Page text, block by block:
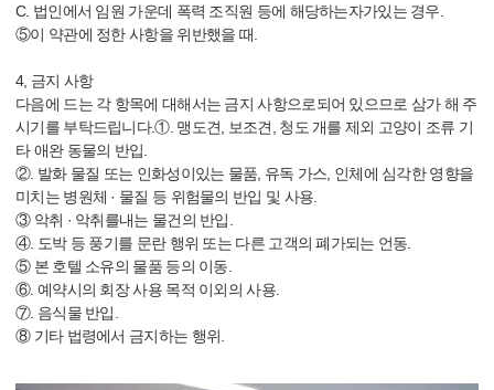
C. 법인에서 임원 가운데 폭력 조직원 등에 해당하는자가있는 경우.
⑤이 약관에 정한 사항을 위반했을 때.
4, 금지 사항
다음에 드는 각 항목에 대해서는 금지 사항으로되어 있으므로 삼가 해 주
시기를 부탁드립니다.①. 맹도견, 보조견, 청도 개를 제외 고양이 조류 기
타 애완 동물의 반입.
②. 발화 물질 또는 인화성이있는 물품, 유독 가스, 인체에 심각한 영향을
미치는 병원체 · 물질 등 위험물의 반입 및 사용.
③ 악취 · 악취를내는 물건의 반입.
④. 도박 등 풍기를 문란 행위 또는 다른 고객의 폐가되는 언동.
⑤ 본 호텔 소유의 물품 등의 이동.
⑥. 예약시의 회장 사용 목적 이외의 사용.
⑦. 음식물 반입.
⑧ 기타 법령에서 금지하는 행위.